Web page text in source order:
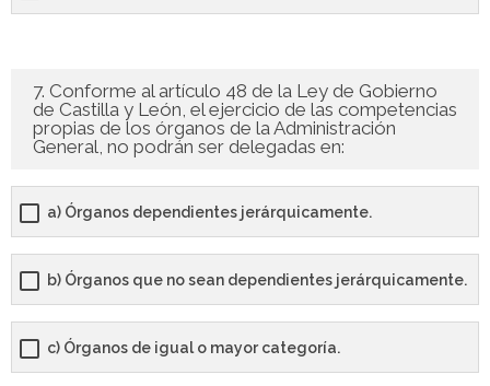
7. Conforme al artículo 48 de la Ley de Gobierno
de Castilla y León, el ejercicio de las competencias
propias de los órganos de la Administración
General, no podrán ser delegadas en:
a) Órganos dependientes jerárquicamente.
b) Órganos que no sean dependientes jerárquicamente.
c) Órganos de igual o mayor categoría.